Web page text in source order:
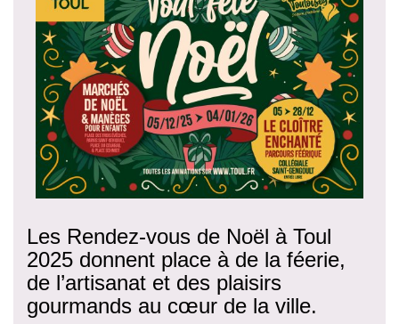
Les Rendez-vous de Noël à Toul
2025 donnent place à de la féerie,
de l’artisanat et des plaisirs
gourmands au cœur de la ville.